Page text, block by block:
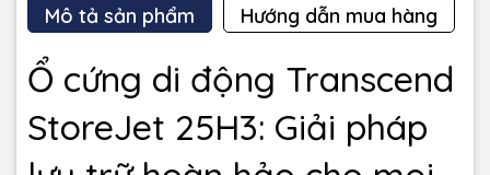
Mô tả sản phẩm Hướng dẫn mua hàng
Ổ cứng di động Transcend
StoreJet 25H3: Giải pháp